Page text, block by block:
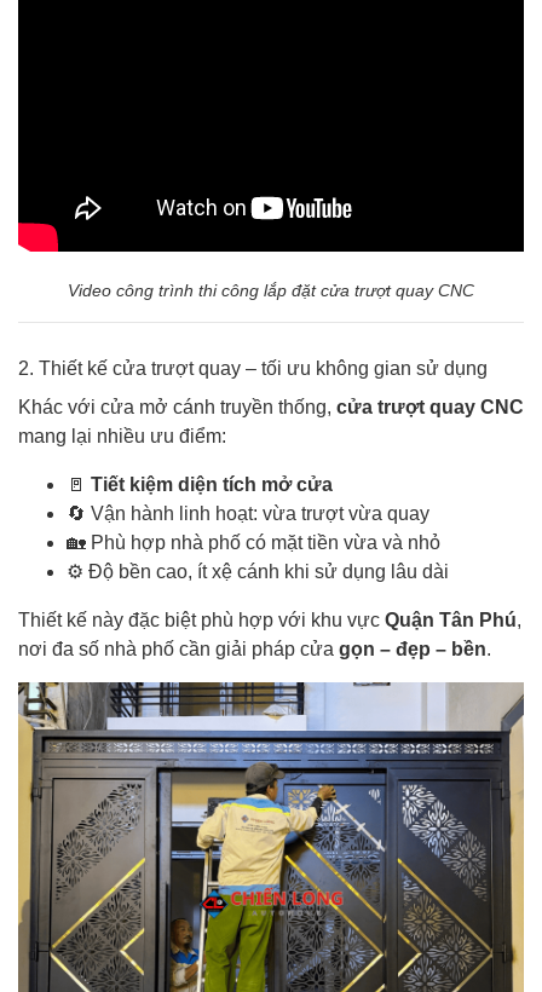
Video công trình thi công lắp đặt cửa trượt quay CNC
2. Thiết kế cửa trượt quay – tối ưu không gian sử dụng
Khác với cửa mở cánh truyền thống, cửa trượt quay CNC
mang lại nhiều ưu điểm:
🚪 Tiết kiệm diện tích mở cửa
🔄 Vận hành linh hoạt: vừa trượt vừa quay
🏡 Phù hợp nhà phố có mặt tiền vừa và nhỏ
⚙️ Độ bền cao, ít xệ cánh khi sử dụng lâu dài
Thiết kế này đặc biệt phù hợp với khu vực Quận Tân Phú,
nơi đa số nhà phố cần giải pháp cửa gọn – đẹp – bền.